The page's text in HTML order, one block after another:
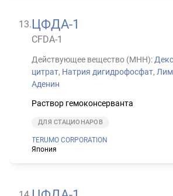
13.ЦФДА-1
CFDA-1
Действующее вещество (МНН):
цитрат, Натрия дигидрофосфат,
Аденин
Раствор гемоконсерванта
ДЛЯ СТАЦИОНАРОВ
TERUMO CORPORATION
Япония